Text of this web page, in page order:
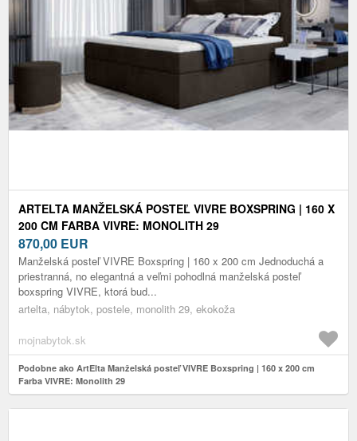
ARTELTA MANŽELSKÁ POSTEĽ VIVRE BOXSPRING | 160 X
200 CM FARBA VIVRE: MONOLITH 29
870,00 EUR
Manželská posteľ VIVRE Boxspring | 160 x 200 cm Jednoduchá a
priestranná, no elegantná a veľmi pohodlná manželská posteľ
boxspring VIVRE, ktorá bud...
artelta, nábytok, postele, monolith 29, ekokoža
mojnabytok.sk
Podobne ako ArtElta Manželská posteľ VIVRE Boxspring | 160 x 200 cm
Farba VIVRE: Monolith 29